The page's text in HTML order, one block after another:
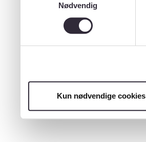
Nødvendig
Kun nødvendige cookies